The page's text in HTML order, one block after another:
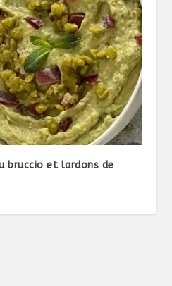
bruccio et lardons de